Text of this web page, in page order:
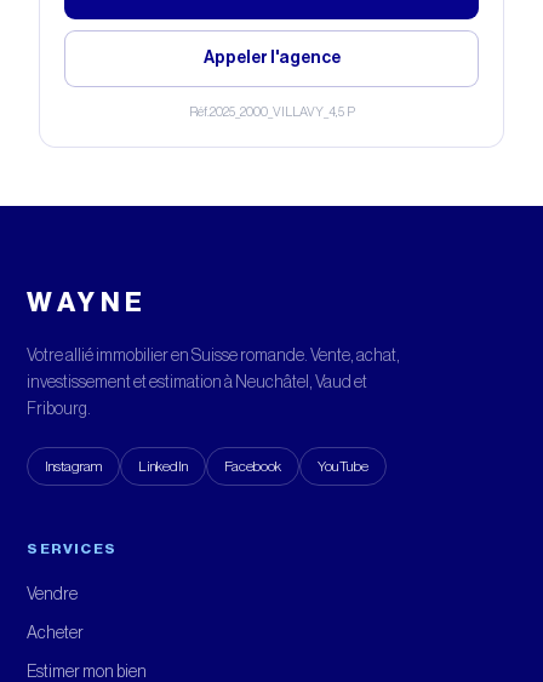
Appeler l'agence
Réf.2025_2000_VILLAVY_4,5 P
WAYNE
Votre allié immobilier en Suisse romande. Vente, achat,
investissement et estimation à Neuchâtel, Vaud et
Fribourg.
Instagram LinkedIn Facebook YouTube
SERVICES
Vendre
Acheter
Estimer mon bien